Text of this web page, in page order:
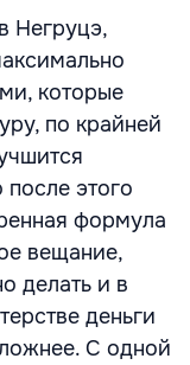
Негруцэ,
которые
по крайней
этого
формула
вещание,
делать и в
деньги
С одной